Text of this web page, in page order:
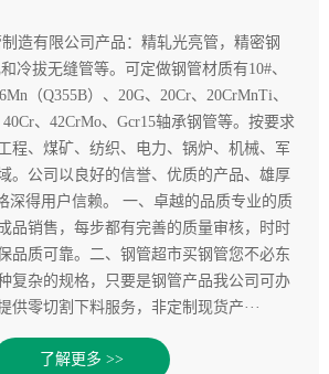
有限公司产品：精轧光亮管，精密钢
冷拔无缝管等。可定做钢管材质有10#、
（Q355B）、20G、20Cr、20CrMnTi、
、42CrMo、Gcr15轴承钢管等。按要求
程、煤矿、纺织、电力、锅炉、机械、军
。公司以良好的信誉、优质的产品、雄厚
深得用户信赖。 一、卓越的品质专业的质
品销售，每步都有完善的质量审核，时时
品质可靠。二、钢管超市买钢管您不必东
复杂的规格，只要是钢管产品我公司可办
供零切割下料服务，非定制现货产···
了解更多 >>